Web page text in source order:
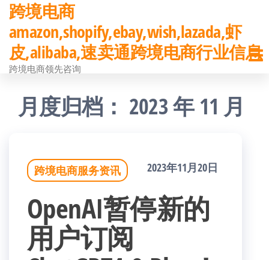
前
往
内
跨境电商
amazon,shopify,ebay,wish,lazada,虾
皮,alibaba,速卖通跨境电商行业信息
跨境电商领先咨询
月度归档： 2023 年 11 月
跨境电商服务资讯 2023年11月20日
OpenAI暂停新的
用户订阅